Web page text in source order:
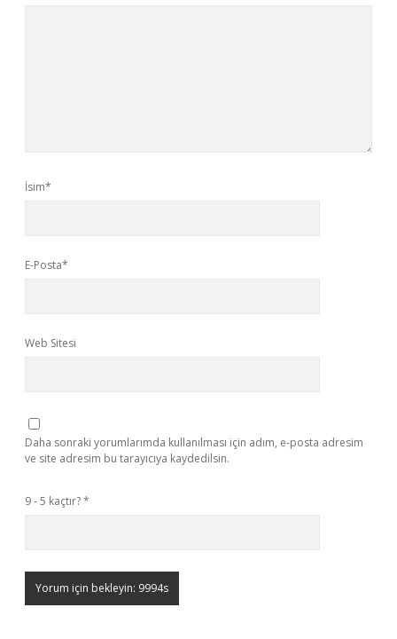
İsim*
E-Posta*
Web Sitesi
Daha sonraki yorumlarımda kullanılması için adım, e-posta adresim
ve site adresim bu tarayıcıya kaydedilsin.
9 - 5 kaçtır?*